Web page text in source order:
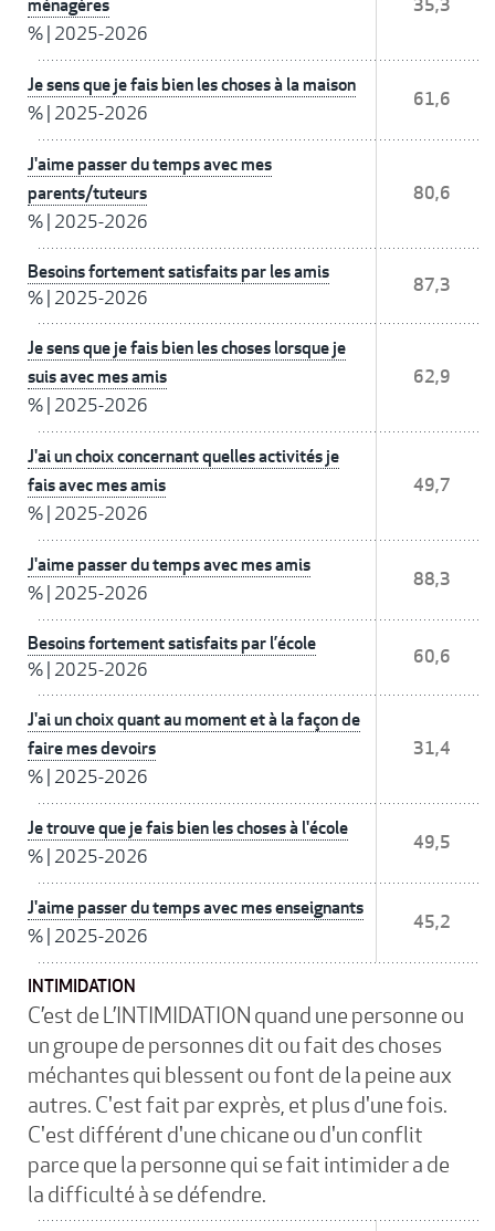
ménagères
% 2025-2026
35,3
Je sens que je fais bien les choses à la maison
% 2025-2026
61,6
J'aime passer du temps avec mes
parents/tuteurs
% 2025-2026
80,6
Besoins fortement satisfaits par les amis
% 2025-2026
87,3
Je sens que je fais bien les choses lorsque je
suis avec mes amis
% 2025-2026
62,9
J'ai un choix concernant quelles activités je
fais avec mes amis
% 2025-2026
49,7
J'aime passer du temps avec mes amis
% 2025-2026
88,3
Besoins fortement satisfaits par l’école
% 2025-2026
60,6
J'ai un choix quant au moment et à la façon de
faire mes devoirs
% 2025-2026
31,4
Je trouve que je fais bien les choses à l'école
% 2025-2026
49,5
J'aime passer du temps avec mes enseignants
% 2025-2026
45,2
INTIMIDATION
C’est de L’INTIMIDATION quand une personne ou
un groupe de personnes dit ou fait des choses
méchantes qui blessent ou font de la peine aux
autres. C'est fait par exprès, et plus d'une fois.
C'est différent d'une chicane ou d'un conflit
parce que la personne qui se fait intimider a de
la difficulté à se défendre.